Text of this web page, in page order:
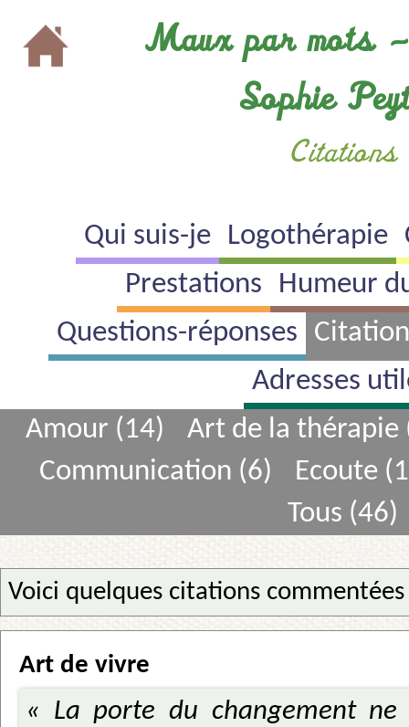
Maux par mots
Sophie
Citations
Qui suis-je Logothérapie
Prestations
Humeur
Questions-réponses
Adresses
Amour (14)
Art de la thérapie
Communication (6)
Ecoute
Tous (46)
Voici quelques citations
Art de vivre
« La porte du changement ne